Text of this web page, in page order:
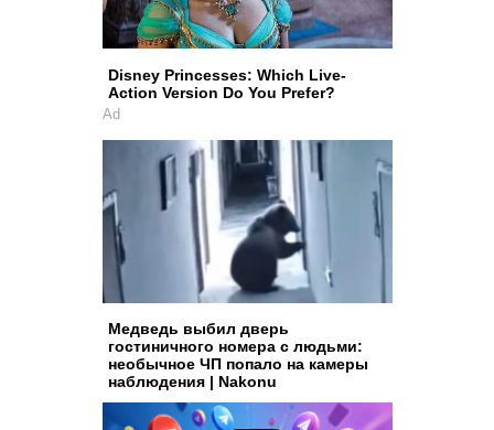
Disney Princesses: Which Live-
Action Version Do You Prefer?
Ad
Медведь выбил дверь
гостиничного номера с людьми:
необычное ЧП попало на камеры
наблюдения | Nakonu